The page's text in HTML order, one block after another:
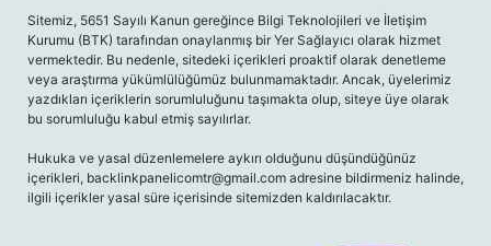
Sitemiz, 5651 Sayılı Kanun gereğince Bilgi Teknolojileri ve İletişim
Kurumu (BTK) tarafından onaylanmış bir Yer Sağlayıcı olarak hizmet
vermektedir. Bu nedenle, sitedeki içerikleri proaktif olarak denetleme
veya araştırma yükümlülüğümüz bulunmamaktadır. Ancak, üyelerimiz
yazdıkları içeriklerin sorumluluğunu taşımakta olup, siteye üye olarak
bu sorumluluğu kabul etmiş sayılırlar.
Hukuka ve yasal düzenlemelere aykırı olduğunu düşündüğünüz
içerikleri, backlinkpanelicomtr@gmail.com adresine bildirmeniz halinde,
ilgili içerikler yasal süre içerisinde sitemizden kaldırılacaktır.